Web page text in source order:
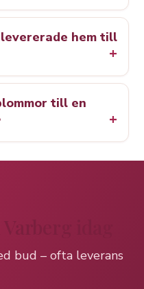
hem till
till en
idag
bud – ofta leverans